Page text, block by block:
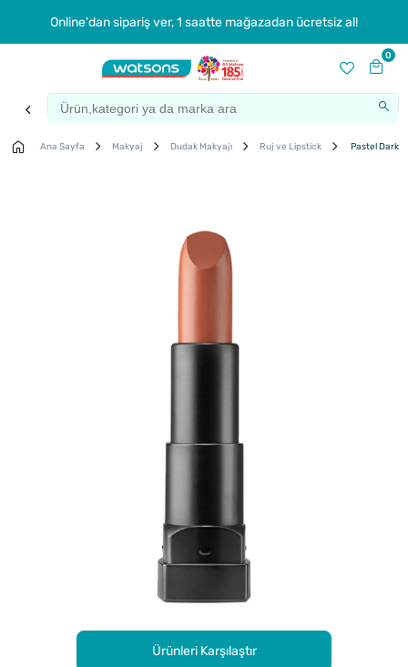
Online'dan sipariş ver, 1 saatte mağazadan ücretsiz al!
0
Ana Sayfa Makyaj Dudak Makyajı Ruj ve Lipstick Pastel Dark
Ürünleri Karşılaştır